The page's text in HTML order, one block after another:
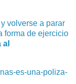
volverse a parar
forma de ejercicio
es-una-poliza-